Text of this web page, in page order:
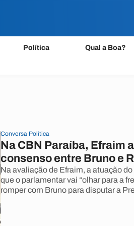
Política Qual a Boa?
Conversa Política
Na CBN Paraíba, Efraim
consenso entre Bruno e
Na avaliação de Efraim, a atuação
que o parlamentar vai “olhar para a
romper com Bruno para disputar a